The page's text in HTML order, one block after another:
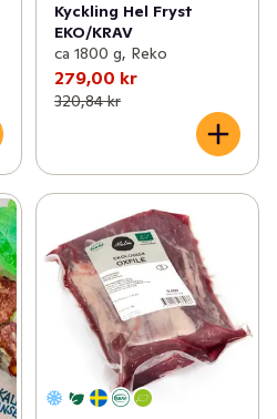
Kyckling Hel Fryst
EKO/KRAV
ca 1800 g, Reko
279,00 kr
320,84 kr